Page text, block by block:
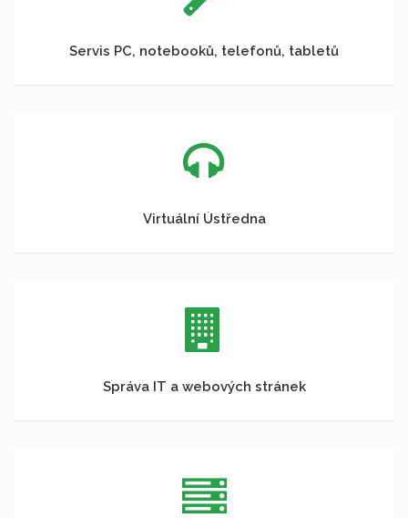
Servis PC, notebooků, telefonů, tabletů
Virtuální Ústředna
Správa IT a webových stránek